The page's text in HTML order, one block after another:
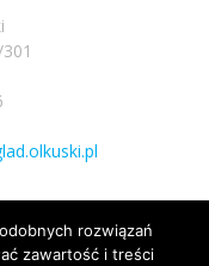
rozwiązań
zawartość i treści